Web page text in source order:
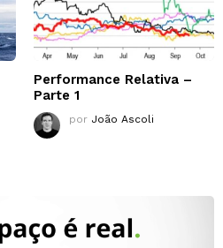
Performance Relativa –
Parte 1
por João Ascoli